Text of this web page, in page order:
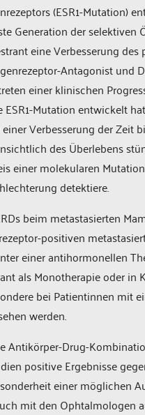
(ESR1-Mutation)
Generation der selektiven
eine Verbesserung
Antagonist und
einer klinischen
Mutation entwickelt
Verbesserung der Zeit
des Überlebens
einer molekularen
detektiere.
beim metastasierten
positiven
einer antihormonellen
als Monotherapie oder
bei Patientinnen mit
werden.
Antikörper-Drug-
positive Ergebnisse
einer möglichen
mit den Ophtalmologen